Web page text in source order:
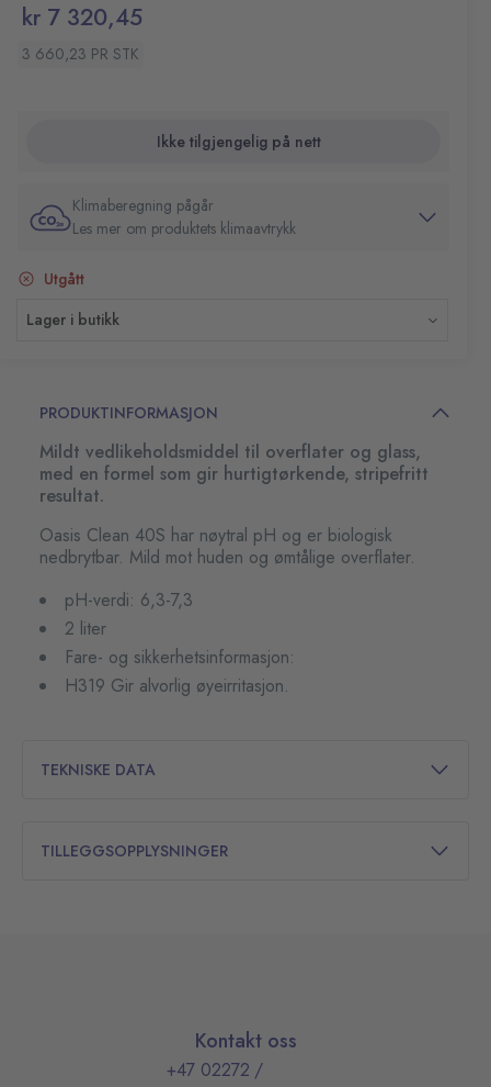
kr 7 320,45
3 660,23 PR STK
Ikke tilgjengelig på nett
Klimaberegning pågår
Les mer om produktets klimaavtrykk
Utgått
Lager i butikk
PRODUKTINFORMASJON
Mildt vedlikeholdsmiddel til overflater og glass,
med en formel som gir hurtigtørkende, stripefritt
resultat.
Oasis Clean 40S har nøytral pH og er biologisk
nedbrytbar. Mild mot huden og ømtålige overflater.
pH-verdi: 6,3-7,3
2 liter
Fare- og sikkerhetsinformasjon:
H319 Gir alvorlig øyeirritasjon.
TEKNISKE DATA
TILLEGGSOPPLYSNINGER
Kontakt oss
+47 02272 /